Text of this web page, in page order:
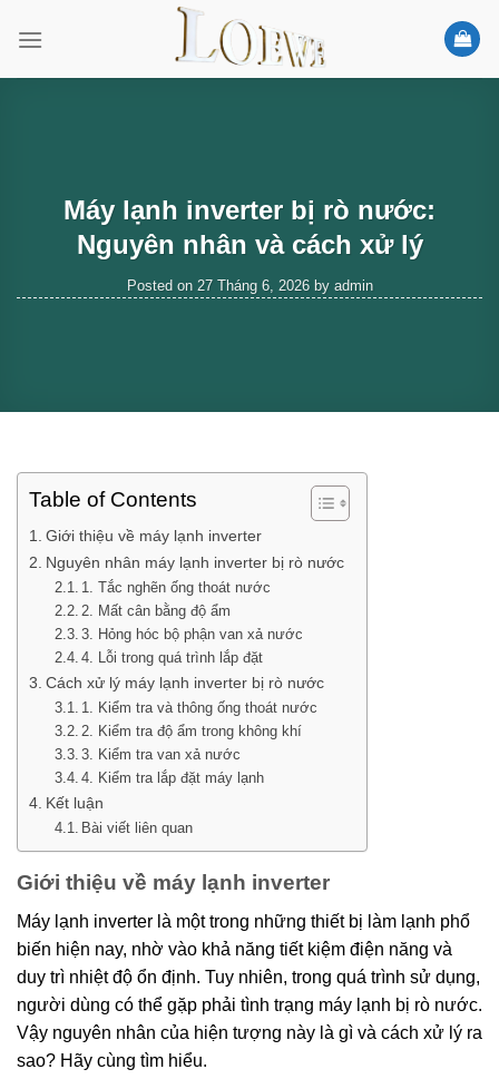
Máy lạnh inverter bị rò nước:
Nguyên nhân và cách xử lý
Posted on 27 Tháng 6, 2026by admin
Table of Contents
Giới thiệu về máy lạnh inverter
Nguyên nhân máy lạnh inverter bị rò nước
1. Tắc nghẽn ống thoát nước
2. Mất cân bằng độ ẩm
3. Hỏng hóc bộ phận van xả nước
4. Lỗi trong quá trình lắp đặt
Cách xử lý máy lạnh inverter bị rò nước
1. Kiểm tra và thông ống thoát nước
2. Kiểm tra độ ẩm trong không khí
3. Kiểm tra van xả nước
4. Kiểm tra lắp đặt máy lạnh
Kết luận
Bài viết liên quan
Giới thiệu về máy lạnh inverter
Máy lạnh inverter là một trong những thiết bị làm lạnh phổ
biến hiện nay, nhờ vào khả năng tiết kiệm điện năng và
duy trì nhiệt độ ổn định. Tuy nhiên, trong quá trình sử dụng,
người dùng có thể gặp phải tình trạng máy lạnh bị rò nước.
Vậy nguyên nhân của hiện tượng này là gì và cách xử lý ra
sao? Hãy cùng tìm hiểu.